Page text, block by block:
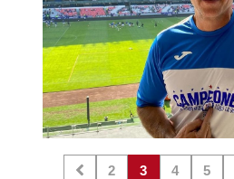
2 3 4 5